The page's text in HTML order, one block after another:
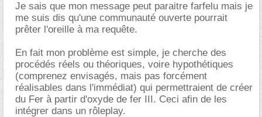
Je sais que mon message peut paraitre farfelu mais je
me suis dis qu'une communauté ouverte pourrait
prêter l'oreille à ma requête.
En fait mon problème est simple, je cherche des
procédés réels ou théoriques, voire hypothétiques
(comprenez envisagés, mais pas forcément
réalisables dans l'immédiat) qui permettraient de créer
du Fer à partir d'oxyde de fer III. Ceci afin de les
intégrer dans un rôleplay.